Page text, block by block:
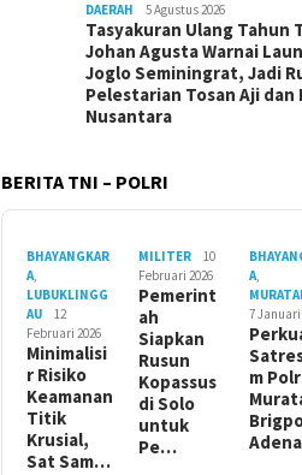
DAERAH 5 Agustus 2026
Tasyakuran Ulang Tahun
Johan Agusta Warnai
Joglo Seminingrat, Jadi
Pelestarian Tosan Aji dan
Nusantara
BERITA TNI – POLRI
BHAYANGKAR
A,
LUBUKLINGG
AU
12
Februari 2026
Minimalisi
r Risiko
Keamanan
Titik
Krusial,
Sat Sam…
MILITER
10
Februari 2026
Pemerint
ah
Siapkan
Rusun
Kopassus
di Solo
untuk
Pe…
A,
7 Januari
m